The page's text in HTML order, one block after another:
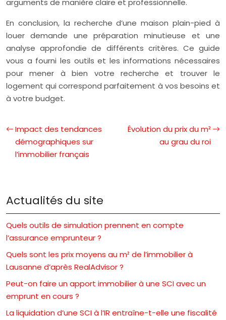
arguments de manière claire et professionnelle.
En conclusion, la recherche d’une maison plain-pied à
louer demande une préparation minutieuse et une
analyse approfondie de différents critères. Ce guide
vous a fourni les outils et les informations nécessaires
pour mener à bien votre recherche et trouver le
logement qui correspond parfaitement à vos besoins et
à votre budget.
Impact des tendances
démographiques sur
l’immobilier français
Évolution du prix du m²
au grau du roi
Actualités du site
Quels outils de simulation prennent en compte
l’assurance emprunteur ?
Quels sont les prix moyens au m² de l’immobilier à
Lausanne d’après RealAdvisor ?
Peut-on faire un apport immobilier à une SCI avec un
emprunt en cours ?
La liquidation d’une SCI à l’IR entraîne-t-elle une fiscalité